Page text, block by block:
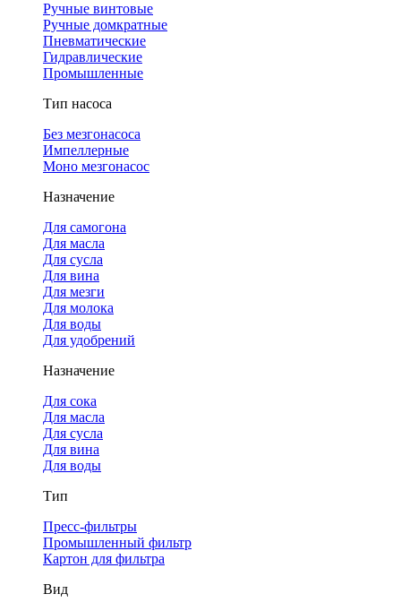
Ручные винтовые
Ручные домкратные
Пневматические
Гидравлические
Промышленные
Тип насоса
Без мезгонасоса
Импеллерные
Моно мезгонасос
Назначение
Для самогона
Для масла
Для сусла
Для вина
Для мезги
Для молока
Для воды
Для удобрений
Назначение
Для сока
Для масла
Для сусла
Для вина
Для воды
Тип
Пресс-фильтры
Промышленный фильтр
Картон для фильтра
Вид